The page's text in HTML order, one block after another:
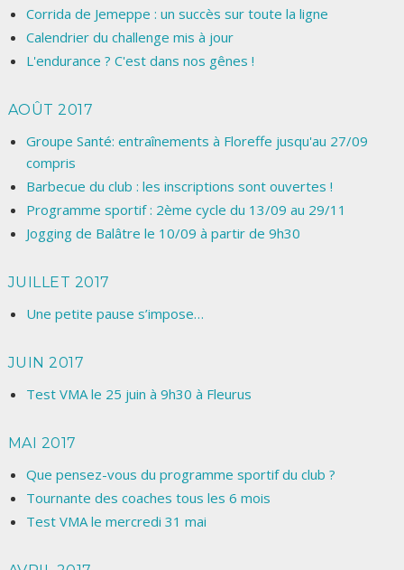
Corrida de Jemeppe : un succès sur toute la ligne
Calendrier du challenge mis à jour
L'endurance ? C'est dans nos gênes !
AOÛT 2017
Groupe Santé: entraînements à Floreffe jusqu'au 27/09
compris
Barbecue du club : les inscriptions sont ouvertes !
Programme sportif : 2ème cycle du 13/09 au 29/11
Jogging de Balâtre le 10/09 à partir de 9h30
JUILLET 2017
Une petite pause s’impose…
JUIN 2017
Test VMA le 25 juin à 9h30 à Fleurus
MAI 2017
Que pensez-vous du programme sportif du club ?
Tournante des coaches tous les 6 mois
Test VMA le mercredi 31 mai